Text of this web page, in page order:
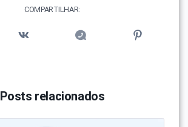
COMPARTILHAR:
Posts relacionados